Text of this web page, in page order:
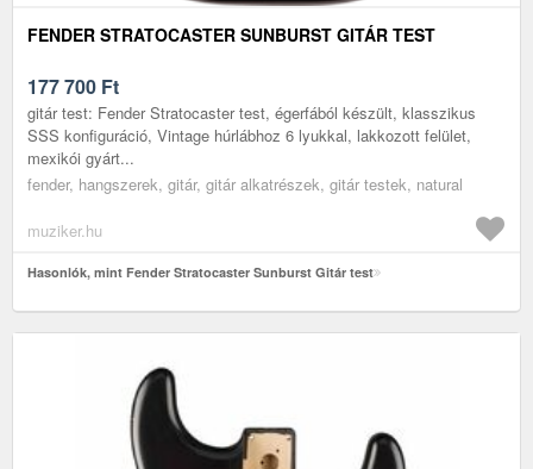
FENDER STRATOCASTER SUNBURST GITÁR TEST
177 700 Ft
gitár test: Fender Stratocaster test, égerfából készült, klasszikus
SSS konfiguráció, Vintage húrlábhoz 6 lyukkal, lakkozott felület,
mexikói gyárt...
fender, hangszerek, gitár, gitár alkatrészek, gitár testek, natural
muziker.hu
Hasonlók, mint Fender Stratocaster Sunburst Gitár test